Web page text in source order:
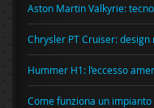
Aston Martin Valkyrie:
Chrysler PT Cruiser:
Hummer H1: l’eccesso
Come funziona un impianto